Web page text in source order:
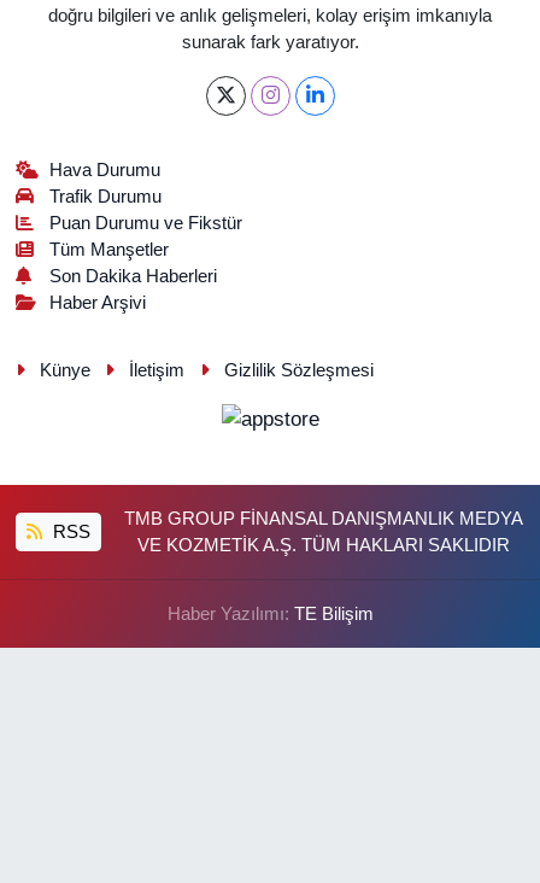
doğru bilgileri ve anlık gelişmeleri, kolay erişim imkanıyla
sunarak fark yaratıyor.
Hava Durumu
Trafik Durumu
Puan Durumu ve Fikstür
Tüm Manşetler
Son Dakika Haberleri
Haber Arşivi
Künye İletişim Gizlilik Sözleşmesi
RSS
TMB GROUP FİNANSAL DANIŞMANLIK MEDYA
VE KOZMETİK A.Ş. TÜM HAKLARI SAKLIDIR
Haber Yazılımı: TE Bilişim